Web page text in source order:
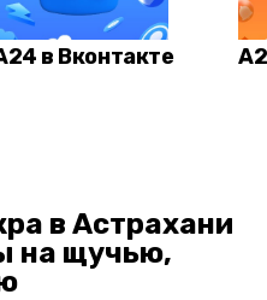
в Вконтакте
в Астрахани
на щучью,